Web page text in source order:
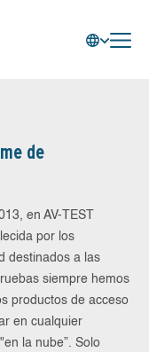
de
en AV-TEST
por los
destinados a las
siempre hemos
productos de acceso
en cualquier
la nube”. Solo